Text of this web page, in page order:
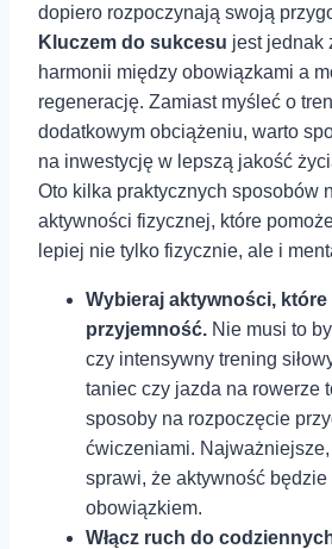
dopiero rozpoczynają swoją
Kluczem do sukcesu jest jednak
harmonii⁣ między obowiązkami a
regenerację. Zamiast myśleć o
dodatkowym obciążeniu, warto
na inwestycję w lepszą jakość
Oto kilka praktycznych sposobów
aktywności fizycznej, które
lepiej nie tylko fizycznie, ale i
Wybieraj ⁢aktywności, które
przyjemność. Nie musi to
czy ‍intensywny trening
taniec czy⁤ jazda na rowerze
sposoby na ⁢rozpoczęcie
ćwiczeniami.
sprawi, że aktywność
obowiązkiem.
Włącz ruch do